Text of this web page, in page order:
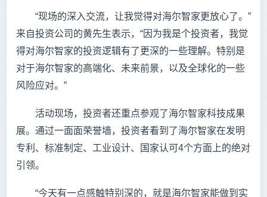
“现场的深入交流，让我觉得对海尔智家更放心了。”
来自投资公司的黄先生表示，“因为我是个投资者，我觉
得对海尔智家的投资逻辑有了更深的一些理解。特别是
对于海尔智家的高端化、未来前景，以及全球化的一些
风险应对。”
活动现场，投资者还重点参观了海尔智家科技成果
展。通过一面面荣誉墙，投资者看到了海尔智家在发明
专利、标准制定、工业设计、国家认可4个方面上的绝对
引领。
“今天有一点感触特别深的，就是海尔智家能做到实